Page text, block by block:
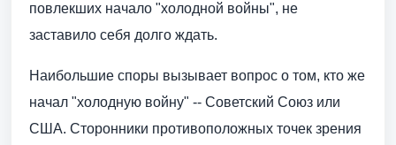
повлекших начало "холодной войны", не
заставило себя долго ждать.
Наибольшие споры вызывает вопрос о том, кто же
начал "холодную войну" -- Советский Союз или
США. Сторонники противоположных точек зрения